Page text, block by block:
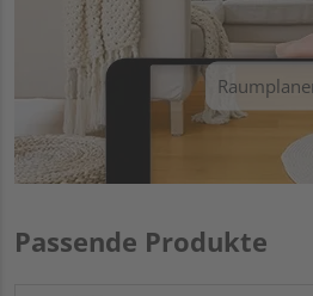
Passende Produkte